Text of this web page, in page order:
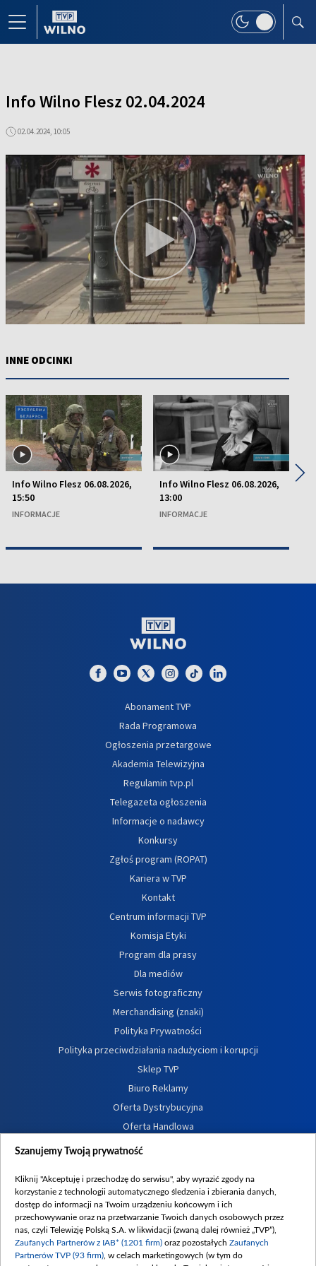
Info Wilno Flesz 02.04.2024
02.04.2024, 10:05
INNE ODCINKI
Info Wilno Flesz 06.08.2026,
15:50
INFORMACJE
Info Wilno Flesz 06.08.2026,
13:00
INFORMACJE
▶
Abonament TVP
Rada Programowa
Ogłoszenia przetargowe
Akademia Telewizyjna
Regulamin tvp.pl
Telegazeta ogłoszenia
Informacje o nadawcy
Konkursy
Zgłoś program (ROPAT)
Kariera w TVP
Kontakt
Centrum informacji TVP
Komisja Etyki
Program dla prasy
Dla mediów
Serwis fotograficzny
Merchandising (znaki)
Polityka Prywatności
Polityka przeciwdziałania nadużyciom i korupcji
Sklep TVP
Biuro Reklamy
Oferta Dystrybucyjna
Oferta Handlowa
Dostępność
Procedura zgłoszeń wewnętrznych
Szanujemy Twoją prywatność
Kliknij "Akceptuję i przechodzę do serwisu", aby wyrazić zgody na
korzystanie z technologii automatycznego śledzenia i zbierania danych,
dostęp do informacji na Twoim urządzeniu końcowym i ich
przechowywanie oraz na przetwarzanie Twoich danych osobowych przez
nas, czyli Telewizję Polską S.A. w likwidacji (zwaną dalej również „TVP”),
Zaufanych Partnerów z IAB* (1201 firm) oraz pozostałych Zaufanych
Partnerów TVP (93 firm) , w celach marketingowych (w tym do